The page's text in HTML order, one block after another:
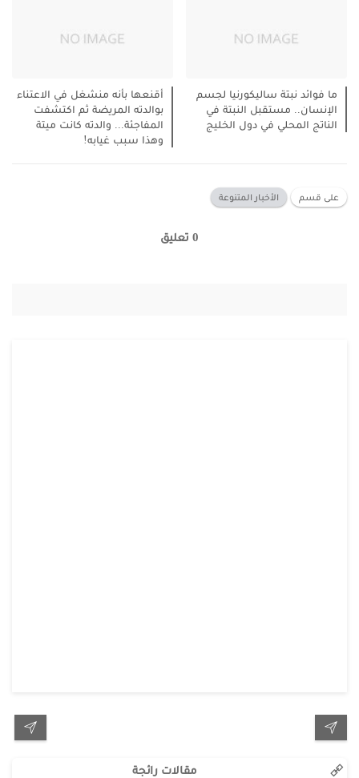
ما فوائد نبتة ساليكورنيا لجسم
الإنسان.. مستقبل النبتة في
الناتج المحلي في دول الخليج
أقنعها بأنه منشغل في الاعتناء
بوالدته المريضة ثم اكتشفت
المفاجئة... والدته كانت ميتة
وهذا سبب غيابه!
على قسم الأخبار المتنوعة
0 تعليق
مقالات رائجة